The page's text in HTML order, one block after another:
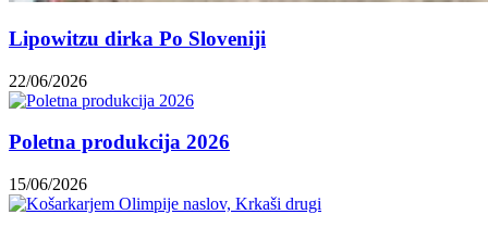
Lipowitzu dirka Po Sloveniji
22/06/2026
Poletna produkcija 2026
15/06/2026